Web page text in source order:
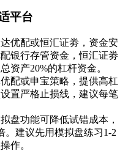
平台
达优配或恒汇证劵，资金安
银行存管资金，恒汇证劵
资产20%的杠杆资金。
优配或申宝策略，提供高杠
置严格止损线，建议每笔
盘功能可降低试错成本，
。建议先用模拟盘练习1-2
作。